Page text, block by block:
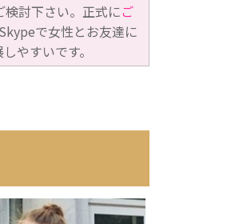
検討下さい。正式にご
で女性とお友達に
やすいです。